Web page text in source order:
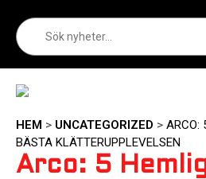
efter:
HEM > UNCATEGORIZED > ARCO:
BÄSTA KLÄTTERUPPLEVELSEN
Arco: 5